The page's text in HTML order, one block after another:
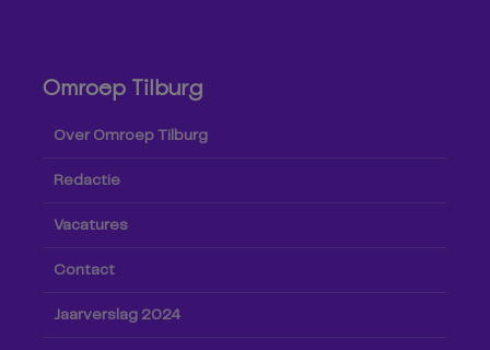
Omroep Tilburg
Over Omroep Tilburg
Redactie
Vacatures
Contact
Jaarverslag 2024